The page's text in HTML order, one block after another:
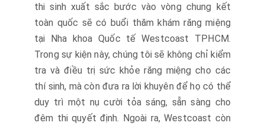
thi sinh xuất sắc bước vào vòng chung kết
toàn quốc sẽ có buổi thăm khám răng miệng
tại Nha khoa Quốc tế Westcoast TPHCM.
Trong sự kiện này, chúng tôi sẽ không chỉ kiểm
tra và điều trị sức khỏe răng miệng cho các
thí sinh, mà còn đưa ra lời khuyên để họ có thể
duy trì một nụ cười tỏa sáng, sẵn sàng cho
đêm thi quyết định. Ngoài ra, Westcoast còn